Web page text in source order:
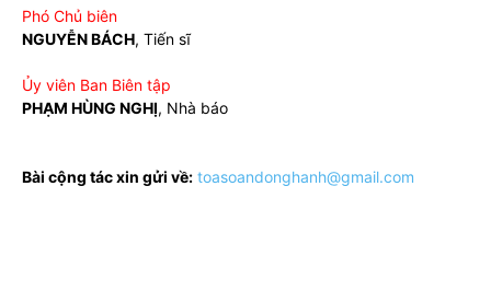
Phó Chủ biên
NGUYỄN BÁCH, Tiến sĩ
Ủy viên Ban Biên tập
PHẠM HÙNG NGHỊ, Nhà báo
Bài cộng tác xin gửi về: toasoandonghanh@gmail.com